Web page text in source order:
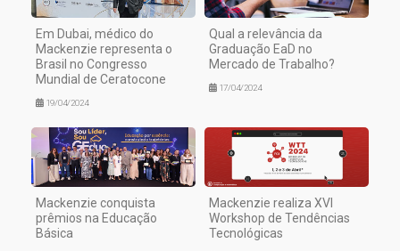
Em Dubai, médico do
Mackenzie representa o
Brasil no Congresso
Mundial de Ceratocone
19/04/2024
Qual a relevância da
Graduação EaD no
Mercado de Trabalho?
17/04/2024
Mackenzie conquista
prêmios na Educação
Básica
Mackenzie realiza XVI
Workshop de Tendências
Tecnológicas